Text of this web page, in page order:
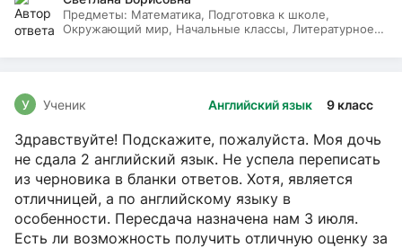
Предметы: Математика, Подготовка к школе,
Окружающий мир, Начальные классы, Литературное
Английский язык 9 класс
У Ученик
Здравствуйте! Подскажите, пожалуйста. Моя дочь
не сдала 2 английский язык. Не успела переписать
из черновика в бланки ответов. Хотя, является
отличницей, а по английскому языку в
особенности. Пересдача назначена нам 3 июля.
Есть ли возможность получить отличную оценку за